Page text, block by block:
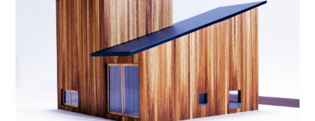
また、周囲に余白が生まれることで、光や風を感じなが
ら、庭の木々に包まれ、穏やかに、気持ちよく暮らすこ
とができます。
Facebook
Twitter
Email
Line
共
有